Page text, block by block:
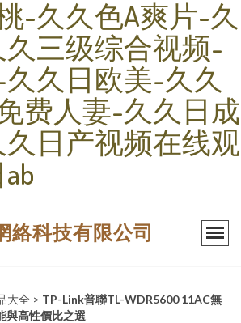
-久久色A爽片-久
三级综合视频-
久日欧美-久久
费人妻-久久日成
日产视频在线观
絡科技有限公司
大全 > TP-Link普聯TL-WDR5600 11AC無
與高性價比之選